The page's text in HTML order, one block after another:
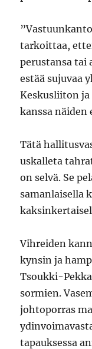
tarkoittaa,
perustansa tai
estää sujuvaa
Keskusliiton
kanssa näiden
Tätä
uskalleta
on selvä. Se
samanlaisella
Vihreiden
kynsin ja
Tsoukki-
sormien.
johtoporras
tapauksessa